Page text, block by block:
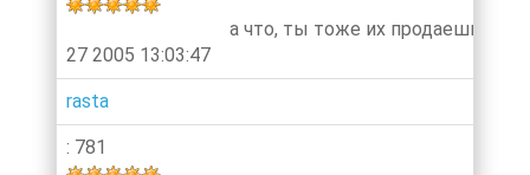
27 2005 13:03:47
а что, ты тоже их продаешь?:)
rasta
: 781